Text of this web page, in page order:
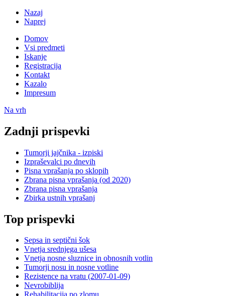
Nazaj
Naprej
Domov
Vsi predmeti
Iskanje
Registracija
Kontakt
Kazalo
Impresum
Na vrh
Zadnji prispevki
Tumorji jajčnika - izpiski
Izpraševalci po dnevih
Pisna vprašanja po sklopih
Zbrana pisna vprašanja (od 2020)
Zbrana pisna vprašanja
Zbirka ustnih vprašanj
Top prispevki
Sepsa in septični šok
Vnetja srednjega ušesa
Vnetja nosne sluznice in obnosnih votlin
Tumorji nosu in nosne votline
Rezistence na vratu (2007-01-09)
Nevrobiblija